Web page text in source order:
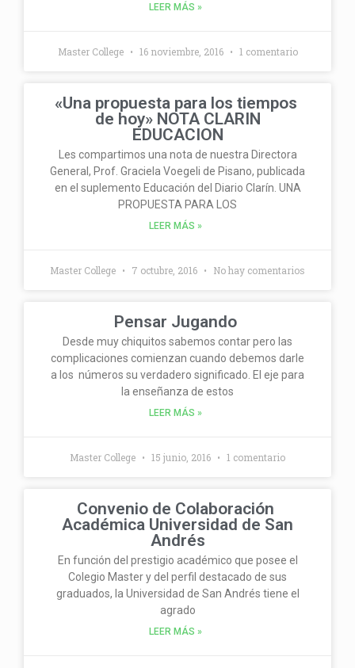
LEER MÁS »
Master College 16 noviembre, 2016 1 comentario
«Una propuesta para los tiempos
de hoy» NOTA CLARIN
EDUCACION
Les compartimos una nota de nuestra Directora
General, Prof. Graciela Voegeli de Pisano, publicada
en el suplemento Educación del Diario Clarín. UNA
PROPUESTA PARA LOS
LEER MÁS »
Master College 7 octubre, 2016 No hay comentarios
Pensar Jugando
Desde muy chiquitos sabemos contar pero las
complicaciones comienzan cuando debemos darle
a los números su verdadero significado. El eje para
la enseñanza de estos
LEER MÁS »
Master College 15 junio, 2016 1 comentario
Convenio de Colaboración
Académica Universidad de San
Andrés
En función del prestigio académico que posee el
Colegio Master y del perfil destacado de sus
graduados, la Universidad de San Andrés tiene el
agrado
LEER MÁS »